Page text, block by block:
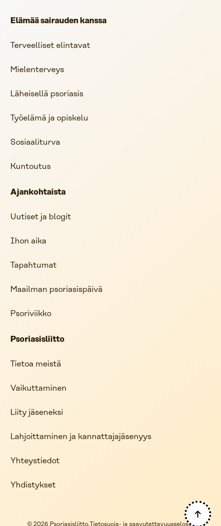
Elämää sairauden kanssa
Terveelliset elintavat
Mielenterveys
Läheisellä psoriasis
Työelämä ja opiskelu
Sosiaaliturva
Kuntoutus
Ajankohtaista
Uutiset ja blogit
Ihon aika
Tapahtumat
Maailman psoriasispäivä
Psoriviikko
Psoriasisliitto
Tietoa meistä
Vaikuttaminen
Liity jäseneksi
Lahjoittaminen ja kannattajajäsenyys
Yhteystiedot
Yhdistykset
© 2026 Psoriasisliitto.Tietosuoja- ja saavutettavuusseloste